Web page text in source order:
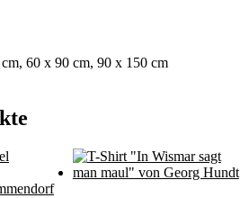
60 x 90 cm, 90 x 150 cm